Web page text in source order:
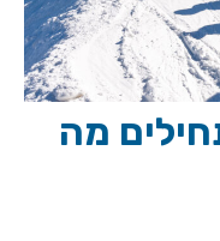
מה